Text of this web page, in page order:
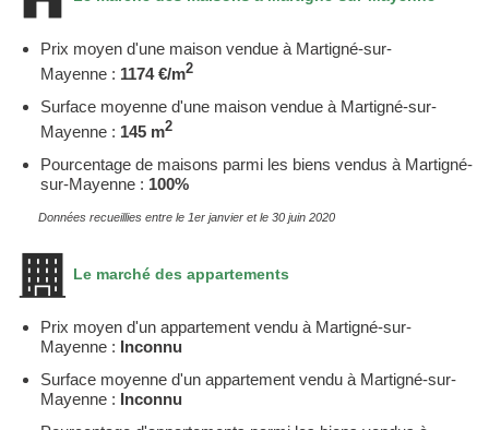
Prix moyen d'une maison vendue à Martigné-sur-
Mayenne : 1174 €/m2
Surface moyenne d'une maison vendue à Martigné-sur-
Mayenne : 145 m2
Pourcentage de maisons parmi les biens vendus à Martigné-
sur-Mayenne : 100%
Données recueillies entre le 1er janvier et le 30 juin 2020
Le marché des appartements
Prix moyen d'un appartement vendu à Martigné-sur-
Mayenne : Inconnu
Surface moyenne d'un appartement vendu à Martigné-sur-
Mayenne : Inconnu